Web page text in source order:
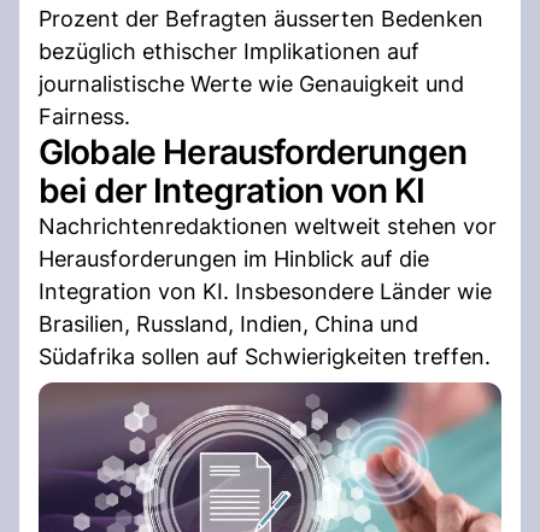
Prozent der Befragten äusserten Bedenken
bezüglich ethischer Implikationen auf
journalistische Werte wie Genauigkeit und
Fairness.
Globale Herausforderungen
bei der Integration von KI
Nachrichtenredaktionen weltweit stehen vor
Herausforderungen im Hinblick auf die
Integration von KI. Insbesondere Länder wie
Brasilien, Russland, Indien, China und
Südafrika sollen auf Schwierigkeiten treffen.